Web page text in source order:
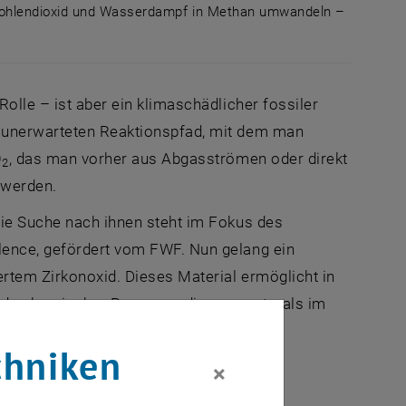
und Wasserdampf in Methan umwandeln –
– ist aber ein klimaschädlicher fossiler
Reaktionspfad, mit dem man
2 , das man vorher aus Abgasströmen oder direkt
Suche nach ihnen steht im Fokus des
, gefördert vom FWF. Nun gelang ein
Zirkonoxid. Dieses Material ermöglicht in
chemischer Prozesse, die nun erstmals im
×